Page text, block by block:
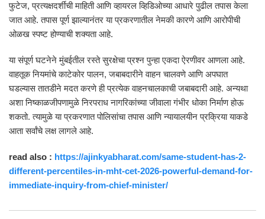
फुटेज, प्रत्यक्षदर्शींची माहिती आणि व्हायरल व्हिडिओच्या आधारे पुढील तपास केला
जात आहे. तपास पूर्ण झाल्यानंतर या प्रकरणातील नेमकी कारणे आणि आरोपीची
ओळख स्पष्ट होण्याची शक्यता आहे.
या संपूर्ण घटनेने मुंबईतील रस्ते सुरक्षेचा प्रश्न पुन्हा एकदा ऐरणीवर आणला आहे.
वाहतूक नियमांचे काटेकोर पालन, जबाबदारीने वाहन चालवणे आणि अपघात
घडल्यास तातडीने मदत करणे ही प्रत्येक वाहनचालकाची जबाबदारी आहे. अन्यथा
अशा निष्काळजीपणामुळे निरपराध नागरिकांच्या जीवाला गंभीर धोका निर्माण होऊ
शकतो. त्यामुळे या प्रकरणात पोलिसांचा तपास आणि न्यायालयीन प्रक्रिया याकडे
आता सर्वांचे लक्ष लागले आहे.
read also : https://ajinkyabharat.com/same-student-has-2-
different-percentiles-in-mht-cet-2026-powerful-demand-for-
immediate-inquiry-from-chief-minister/